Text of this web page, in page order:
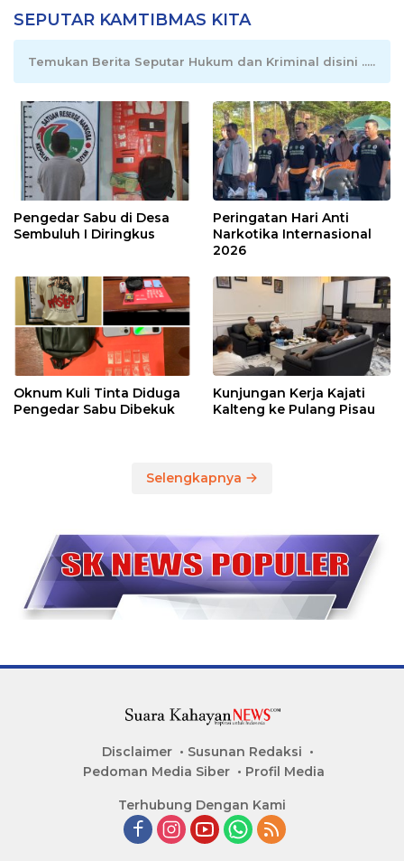
SEPUTAR KAMTIBMAS KITA
Temukan Berita Seputar Hukum dan Kriminal disini .....
Pengedar Sabu di Desa
Sembuluh I Diringkus
Peringatan Hari Anti
Narkotika Internasional
2026
Oknum Kuli Tinta Diduga
Pengedar Sabu Dibekuk
Kunjungan Kerja Kajati
Kalteng ke Pulang Pisau
Selengkapnya
Disclaimer
Susunan Redaksi
Pedoman Media Siber
Profil Media
Terhubung Dengan Kami